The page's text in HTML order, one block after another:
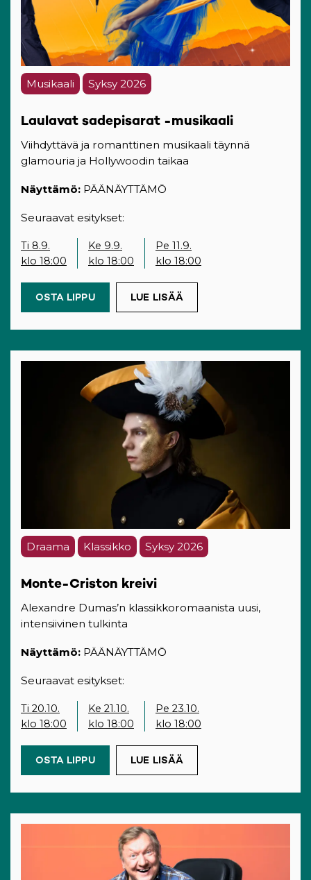
Musikaali Syksy 2026
Laulavat sadepisarat -musikaali
Viihdyttävä ja romanttinen musikaali täynnä
glamouria ja Hollywoodin taikaa
Näyttämö: PÄÄNÄYTTÄMÖ
Seuraavat esitykset:
Ti 8.9.
klo 18:00
Ke 9.9.
klo 18:00
Pe 11.9.
klo 18:00
OSTA LIPPU(OPENS IN A NEW TAB)
LUE LISÄÄ
Draama Klassikko Syksy 2026
Monte-Criston kreivi
Alexandre Dumas’n klassikkoromaanista uusi,
intensiivinen tulkinta
Näyttämö: PÄÄNÄYTTÄMÖ
Seuraavat esitykset:
Ti 20.10.
klo 18:00
Ke 21.10.
klo 18:00
Pe 23.10.
klo 18:00
OSTA LIPPU(OPENS IN A NEW TAB)
LUE LISÄÄ